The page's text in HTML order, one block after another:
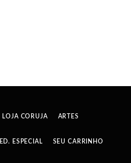
LOJA CORUJA ARTES
ED. ESPECIAL SEU CARRINHO